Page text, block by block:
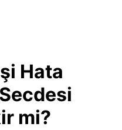
Hata
mi?